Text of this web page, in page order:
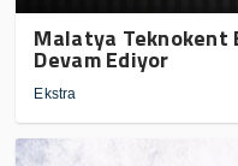
Malatya Teknokent
Devam Ediyor
Ekstra